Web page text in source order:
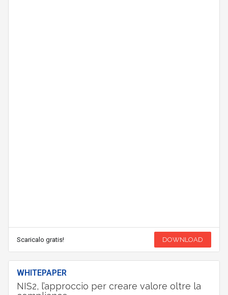
Scaricalo gratis! DOWNLOAD
WHITEPAPER
NIS2, l’approccio per creare valore oltre la